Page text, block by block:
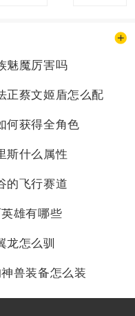
魅魔厉害吗
正蔡文姬盾怎么配
何获得全角色
斯什么属性
的飞行赛道
雄有哪些
龙怎么驯
兽装备怎么装